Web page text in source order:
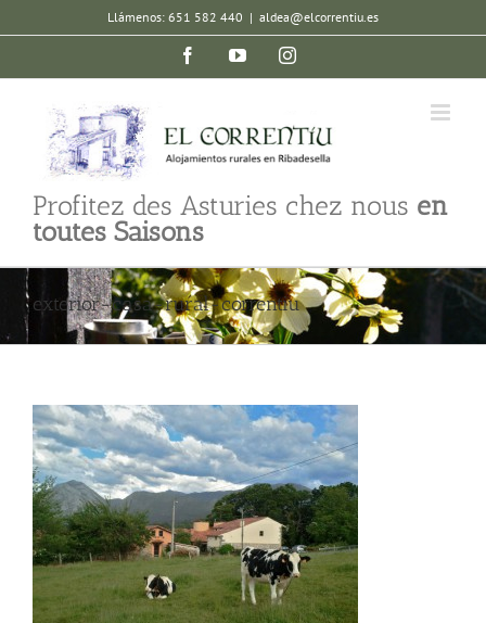
to
Llámenos: 651 582 440 | aldea@elcorrentiu.es
FacebookYouTubeInstagram
Profitez des Asturies chez nous en
toutes Saisons
exterior-casa-rural-correntiu